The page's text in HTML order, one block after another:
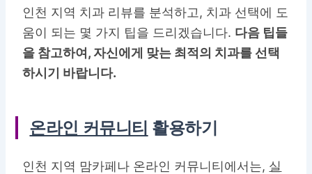
인천 지역 치과 리뷰를 분석하고, 치과 선택에 도
움이 되는 몇 가지 팁을 드리겠습니다. 다음 팁들
을 참고하여, 자신에게 맞는 최적의 치과를 선택
하시기 바랍니다.
온라인 커뮤니티 활용하기
인천 지역 맘카페나 온라인 커뮤니티에서는, 실